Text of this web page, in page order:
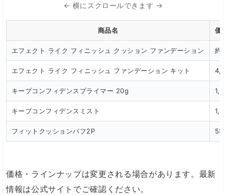
← 横にスクロールできます →
商品名 価
エフェクト ライク フィニッシュ クッション ファンデーション 約
エフェクト ライク フィニッシュ ファンデーション キット
キープコンフィデンスプライマー 20g
キープコンフィデンスミスト
フィットクッションパフ2P
価格・ラインナップは変更される場合があります。最新
情報は公式サイトでご確認ください。